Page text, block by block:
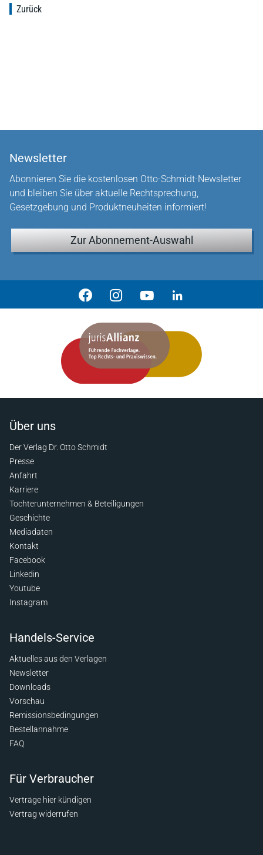
Zurück
Newsletter
Abonnieren Sie die kostenlosen Otto-Schmidt-Newsletter
und bleiben Sie über aktuelle Rechtsprechung,
Gesetzgebung und Produktneuheiten informiert!
Zur Abonnement-Auswahl
Über uns
Der Verlag Dr. Otto Schmidt
Presse
Anfahrt
Karriere
Tochterunternehmen & Beteiligungen
Geschichte
Mediadaten
Kontakt
Facebook
Linkedin
Youtube
Instagram
Handels-Service
Aktuelles aus den Verlagen
Newsletter
Downloads
Vorschau
Remissionsbedingungen
Bestellannahme
FAQ
Für Verbraucher
Verträge hier kündigen
Vertrag widerrufen